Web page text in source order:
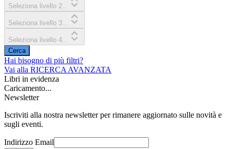
Seleziona livello 2...
Seleziona livello 3...
Seleziona livello 4...
Cerca
Hai bisogno di più filtri?
Vai alla RICERCA AVANZATA
Libri in evidenza
Caricamento...
Newsletter
Iscriviti alla nostra newsletter per rimanere aggiornato sulle novità e
sugli eventi.
Indirizzo Email